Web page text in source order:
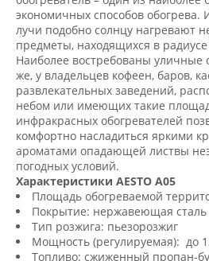
экономичных способов
лучи подобно солнцу нагревают
предметы, находящихся в
Наиболее востребованы уличные
же, у владельцев кофеен, баров,
развлекательных заведений,
небом или имеющих такие
инфракрасных обогревателей
комфортно насладиться яркими
ароматами опадающей листвы
погодных условий.
Характеристики AESTO A05
Площадь обогреваемой
Покрытие: нержавеющая сталь
Тип розжига: пьезорозжиг
Мощность (регулируемая): до
Топливо: сжиженный пропан-